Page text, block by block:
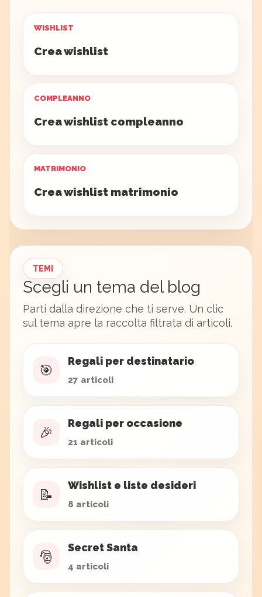
WISHLIST
Crea wishlist
COMPLEANNO
Crea wishlist compleanno
MATRIMONIO
Crea wishlist matrimonio
TEMI
Scegli un tema del blog
Parti dalla direzione che ti serve. Un clic
sul tema apre la raccolta filtrata di articoli.
🎯
Regali per destinatario
27 articoli
🎉
Regali per occasione
21 articoli
📝
Wishlist e liste desideri
8 articoli
🎅
Secret Santa
4 articoli